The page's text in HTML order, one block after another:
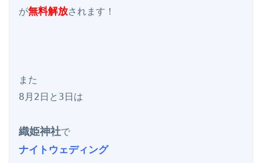
が無料解放されます！
また
8月2日と3日は
織姫神社
ナイトウェディング